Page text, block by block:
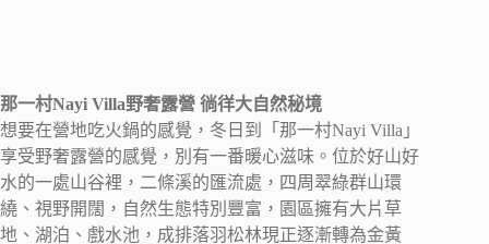
那一村Nayi Villa野奢露營 徜徉大自然秘境
想要在營地吃火鍋的感覺，冬日到「那一村Nayi Villa」
享受野奢露營的感覺，別有一番暖心滋味。位於好山好
水的一處山谷裡，二條溪的匯流處，四周翠綠群山環
繞、視野開闊，自然生態特別豐富，園區擁有大片草
地、湖泊、戲水池，成排落羽松林現正逐漸轉為金黃